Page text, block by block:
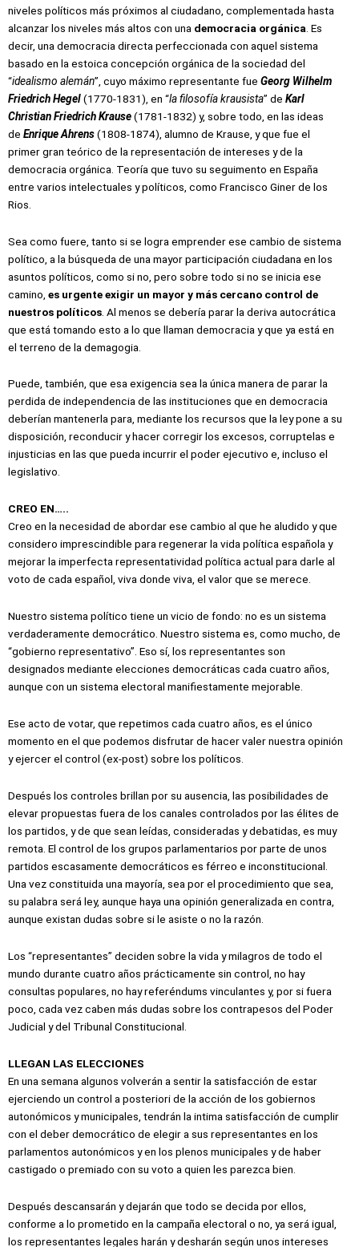
niveles políticos más próximos al ciudadano, complementada hasta
alcanzar los niveles más altos con una democracia orgánica . Es
decir, una democracia directa perfeccionada con aquel sistema
basado en la estoica concepción orgánica de la sociedad del
“idealismo alemán”, cuyo máximo representante fue Georg Wilhelm
Friedrich Hegel(1770-1831), en “la filosofía krausista” de Karl
Christian Friedrich Krause(1781-1832) y, sobre todo, en las ideas
de Enrique Ahrens(1808-1874), alumno de Krause, y que fue el
primer gran teórico de la representación de intereses y de la
democracia orgánica. Teoría que tuvo su seguimento en España
entre varios intelectuales y políticos, como Francisco Giner de los
Rios.
Sea como fuere, tanto si se logra emprender ese cambio de sistema
político, a la búsqueda de una mayor participación ciudadana en los
asuntos políticos, como si no, pero sobre todo si no se inicia ese
camino, es urgente exigir un mayor y más cercano control de
nuestros políticos . Al menos se debería parar la deriva autocrática
que está tomando esto a lo que llaman democracia y que ya está en
el terreno de la demagogia.
Puede, también, que esa exigencia sea la única manera de parar la
perdida de independencia de las instituciones que en democracia
deberían mantenerla para, mediante los recursos que la ley pone a su
disposición, reconducir y hacer corregir los excesos, corruptelas e
injusticias en las que pueda incurrir el poder ejecutivo e, incluso el
legislativo.
CREO EN…..
Creo en la necesidad de abordar ese cambio al que he aludido y que
considero imprescindible para regenerar la vida política española y
mejorar la imperfecta representatividad política actual para darle al
voto de cada español, viva donde viva, el valor que se merece.
Nuestro sistema político tiene un vicio de fondo: no es un sistema
verdaderamente democrático. Nuestro sistema es, como mucho, de
“gobierno representativo”. Eso sí, los representantes son
designados mediante elecciones democráticas cada cuatro años,
aunque con un sistema electoral manifiestamente mejorable.
Ese acto de votar, que repetimos cada cuatro años, es el único
momento en el que podemos disfrutar de hacer valer nuestra opinión
y ejercer el control (ex-post) sobre los políticos.
Después los controles brillan por su ausencia, las posibilidades de
elevar propuestas fuera de los canales controlados por las élites de
los partidos, y de que sean leídas, consideradas y debatidas, es muy
remota. El control de los grupos parlamentarios por parte de unos
partidos escasamente democráticos es férreo e inconstitucional.
Una vez constituida una mayoría, sea por el procedimiento que sea,
su palabra será ley, aunque haya una opinión generalizada en contra,
aunque existan dudas sobre si le asiste o no la razón.
Los “representantes” deciden sobre la vida y milagros de todo el
mundo durante cuatro años prácticamente sin control, no hay
consultas populares, no hay referéndums vinculantes y, por si fuera
poco, cada vez caben más dudas sobre los contrapesos del Poder
Judicial y del Tribunal Constitucional.
LLEGAN LAS ELECCIONES
En una semana algunos volverán a sentir la satisfacción de estar
ejerciendo un control a posteriori de la acción de los gobiernos
autonómicos y municipales, tendrán la intima satisfacción de cumplir
con el deber democrático de elegir a sus representantes en los
parlamentos autonómicos y en los plenos municipales y de haber
castigado o premiado con su voto a quien les parezca bien.
Después descansarán y dejarán que todo se decida por ellos,
conforme a lo prometido en la campaña electoral o no, ya será igual,
los representantes legales harán y desharán según unos intereses